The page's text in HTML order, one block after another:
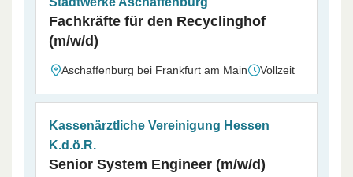
Fachkräfte für den Recyclinghof
(m/w/d)
Aschaffenburg bei Frankfurt am Main Vollzeit
Kassenärztliche Vereinigung Hessen
K.d.ö.R.
Senior System Engineer (m/w/d)